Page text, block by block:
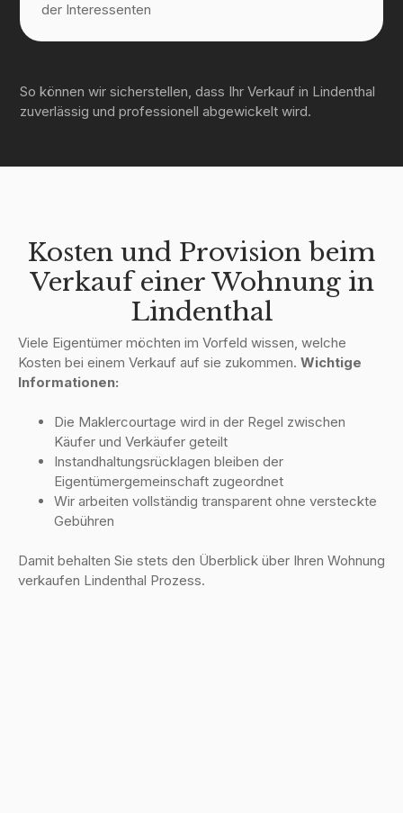
der Interessenten
So können wir sicherstellen, dass Ihr Verkauf in Lindenthal
zuverlässig und professionell abgewickelt wird.
Kosten und Provision beim
Verkauf einer Wohnung in
Lindenthal
Viele Eigentümer möchten im Vorfeld wissen, welche
Kosten bei einem Verkauf auf sie zukommen. Wichtige
Informationen:
Die Maklercourtage wird in der Regel zwischen
Käufer und Verkäufer geteilt
Instandhaltungsrücklagen bleiben der
Eigentümergemeinschaft zugeordnet
Wir arbeiten vollständig transparent ohne versteckte
Gebühren
Damit behalten Sie stets den Überblick über Ihren Wohnung
verkaufen Lindenthal Prozess.